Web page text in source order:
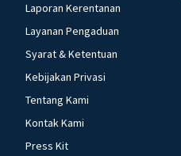
Laporan Kerentanan
Layanan Pengaduan
Syarat & Ketentuan
Kebijakan Privasi
Tentang Kami
Kontak Kami
Press Kit